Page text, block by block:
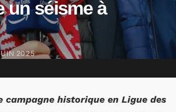
un séisme à
2025
campagne historique en Ligue des